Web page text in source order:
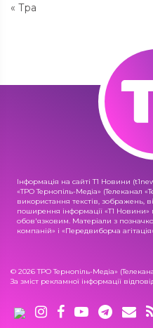
« Тра
Інформація на сайті Т1 Новини
«ТРО Тернопіль-Медіа» (Телеканал
використання текстів, зображень,
поширення інформації «Т1 Новини»
обов'язковим. Матеріали з
компаній» і «Передвиборча
© 2026 ТРО Тернопіль-Медіа»
За зміст рекламної інформації